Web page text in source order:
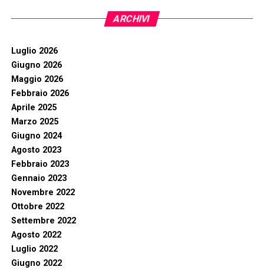
ARCHIVI
Luglio 2026
Giugno 2026
Maggio 2026
Febbraio 2026
Aprile 2025
Marzo 2025
Giugno 2024
Agosto 2023
Febbraio 2023
Gennaio 2023
Novembre 2022
Ottobre 2022
Settembre 2022
Agosto 2022
Luglio 2022
Giugno 2022